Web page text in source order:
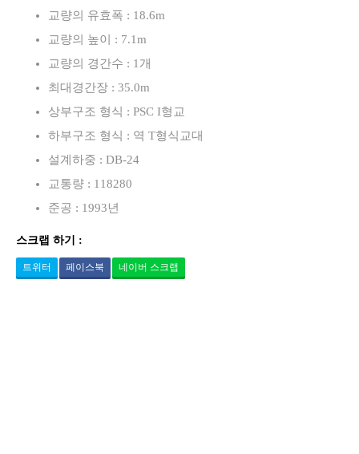
교량의 유효폭 : 18.6m
교량의 높이 : 7.1m
교량의 경간수 : 1개
최대경간장 : 35.0m
상부구조 형식 : PSC I형교
하부구조 형식 : 역 T형식교대
설계하중 : DB-24
교통량 : 118280
준공 : 1993년
스크랩 하기 :
트위터 페이스북 네이버 스크랩